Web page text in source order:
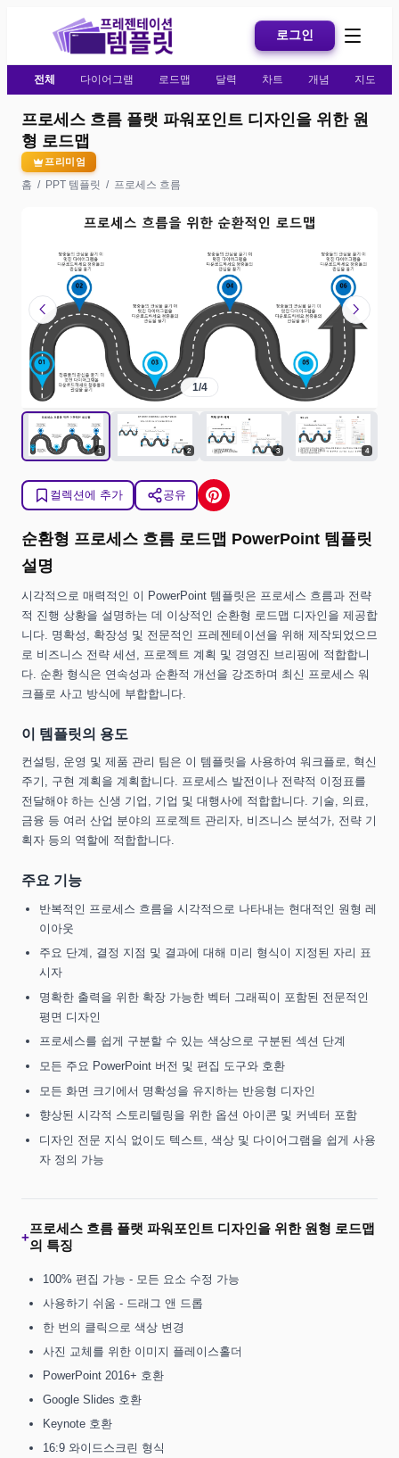
로그인
전체 다이어그램 로드맵 달력 차트 개념 지도
프로세스 흐름 플랫 파워포인트 디자인을 위한 원
형 로드맵
프리미엄
홈 / PPT 템플릿 / 프로세스 흐름
chevron_left chevron_right
1/4
1 2 3 4
컬렉션에 추가 공유
순환형 프로세스 흐름 로드맵 PowerPoint 템플릿
설명
시각적으로 매력적인 이 PowerPoint 템플릿은 프로세스 흐름과 전략
적 진행 상황을 설명하는 데 이상적인 순환형 로드맵 디자인을 제공합
니다. 명확성, 확장성 및 전문적인 프레젠테이션을 위해 제작되었으므
로 비즈니스 전략 세션, 프로젝트 계획 및 경영진 브리핑에 적합합니
다. 순환 형식은 연속성과 순환적 개선을 강조하며 최신 프로세스 워
크플로 사고 방식에 부합합니다.
이 템플릿의 용도
컨설팅, 운영 및 제품 관리 팀은 이 템플릿을 사용하여 워크플로, 혁신
주기, 구현 계획을 계획합니다. 프로세스 발전이나 전략적 이정표를
전달해야 하는 신생 기업, 기업 및 대행사에 적합합니다. 기술, 의료,
금융 등 여러 산업 분야의 프로젝트 관리자, 비즈니스 분석가, 전략 기
획자 등의 역할에 적합합니다.
주요 기능
반복적인 프로세스 흐름을 시각적으로 나타내는 현대적인 원형 레
이아웃
주요 단계, 결정 지점 및 결과에 대해 미리 형식이 지정된 자리 표
시자
명확한 출력을 위한 확장 가능한 벡터 그래픽이 포함된 전문적인
평면 디자인
프로세스를 쉽게 구분할 수 있는 색상으로 구분된 섹션 단계
모든 주요 PowerPoint 버전 및 편집 도구와 호환
모든 화면 크기에서 명확성을 유지하는 반응형 디자인
향상된 시각적 스토리텔링을 위한 옵션 아이콘 및 커넥터 포함
디자인 전문 지식 없이도 텍스트, 색상 및 다이어그램을 쉽게 사용
자 정의 가능
+
프로세스 흐름 플랫 파워포인트 디자인을 위한 원형 로드맵
의 특징
100% 편집 가능 - 모든 요소 수정 가능
사용하기 쉬움 - 드래그 앤 드롭
한 번의 클릭으로 색상 변경
사진 교체를 위한 이미지 플레이스홀더
PowerPoint 2016+ 호환
Google Slides 호환
Keynote 호환
16:9 와이드스크린 형식